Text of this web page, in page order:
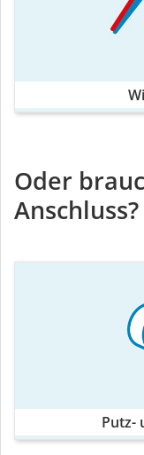
Oder
Anschluss?
Putz-